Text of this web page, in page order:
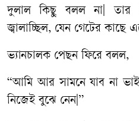
দুলাল কিছু বলল না| তার
জ্বালাচ্ছিল, যেন গেটের কাছে
ভ্যানচালক পেছন ফিরে বলল,
“আমি আর সামনে যাব না
নিজেই বুঝে নেন|”